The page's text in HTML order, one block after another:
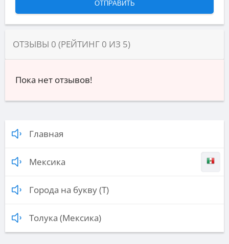
ОТЗЫВЫ 0 (РЕЙТИНГ 0 ИЗ 5)
Пока нет отзывов!
Главная
Мексика
Города на букву (Т)
Толука (Мексика)